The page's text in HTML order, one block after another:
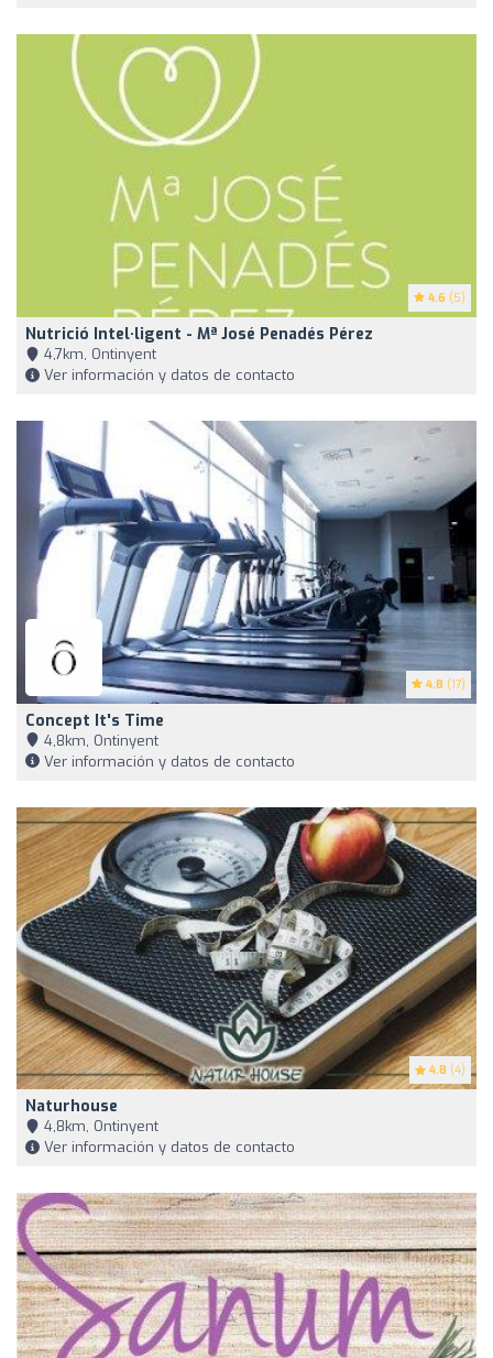
4.6 (5)
Nutrició Intel·ligent - Mª José Penadés Pérez
4,7km, Ontinyent
Ver información y datos de contacto
4.8 (17)
Concept It's Time
4,8km, Ontinyent
Ver información y datos de contacto
4.8 (4)
Naturhouse
4,8km, Ontinyent
Ver información y datos de contacto